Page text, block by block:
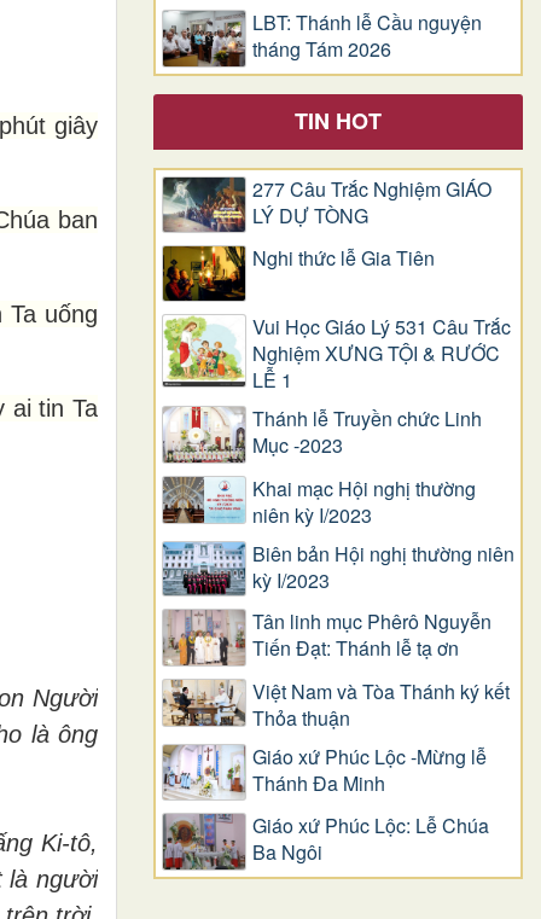
giây
ban
uống
ai tin Ta
Người
là ông
Ki-tô,
là người
LBT: Thánh lễ Cầu nguyện
tháng Tám 2026
TIN HOT
277 Câu Trắc Nghiệm GIÁO
LÝ DỰ TÒNG
Nghi thức lễ Gia Tiên
Vui Học Giáo Lý 531 Câu Trắc
Nghiệm XƯNG TỘI & RƯỚC
LỄ 1
Thánh lễ Truyền chức Linh
Mục -2023
Khai mạc Hội nghị thường
niên kỳ I/2023
Biên bản Hội nghị thường niên
kỳ I/2023
Tân linh mục Phêrô Nguyễn
Tiến Đạt: Thánh lễ tạ ơn
Việt Nam và Tòa Thánh ký kết
Thỏa thuận
Giáo xứ Phúc Lộc -Mừng lễ
Thánh Đa Minh
Giáo xứ Phúc Lộc: Lễ Chúa
Ba Ngôi